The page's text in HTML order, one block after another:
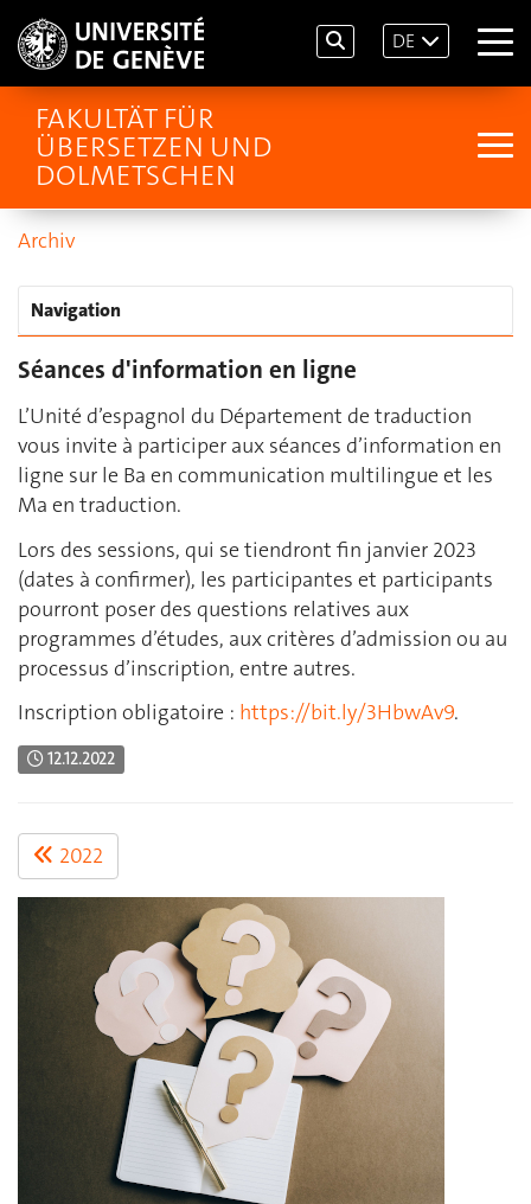
DE
FAKULTÄT FÜR
ÜBERSETZEN UND
DOLMETSCHEN
Archiv
Navigation
Séances d'information en ligne
L’Unité d’espagnol du Département de traduction
vous invite à participer aux séances d’information en
ligne sur le Ba en communication multilingue et les
Ma en traduction.
Lors des sessions, qui se tiendront fin janvier 2023
(dates à confirmer), les participantes et participants
pourront poser des questions relatives aux
programmes d’études, aux critères d’admission ou au
processus d’inscription, entre autres.
Inscription obligatoire : https://bit.ly/3HbwAv9.
12.12.2022
2022